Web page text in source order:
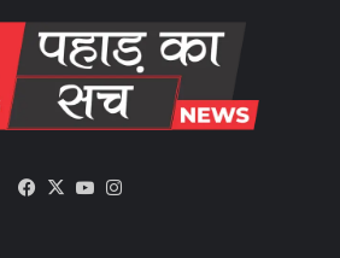
Facebook
X YouTube